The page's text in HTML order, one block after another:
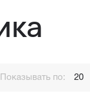
Показывать по: 20